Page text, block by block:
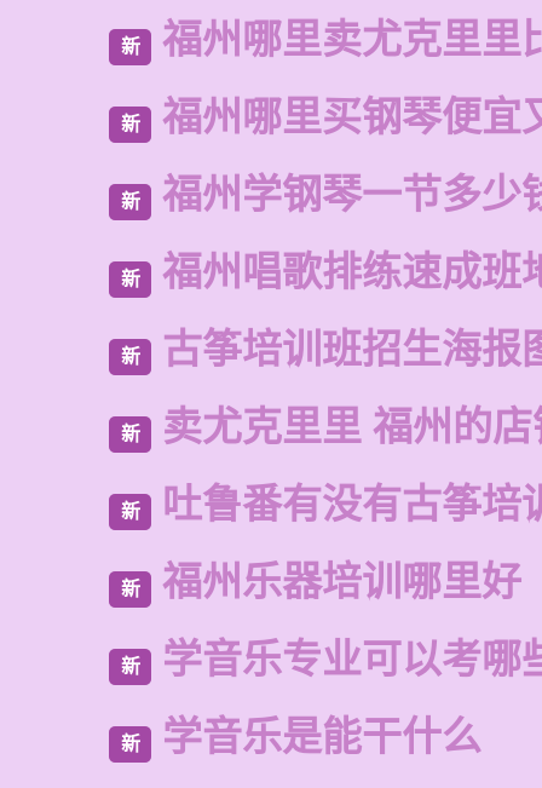
新 福州哪里卖尤克里里
新 福州哪里买钢琴便宜
新 福州学钢琴一节多少
新 福州唱歌排练速成班
新 古筝培训班招生海报
新 卖尤克里里 福州的店
新 吐鲁番有没有古筝培
新 福州乐器培训哪里好
新 学音乐专业可以考哪
新 学音乐是能干什么